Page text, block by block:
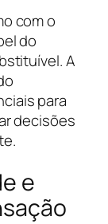
com o
do
A
para
decisões
e